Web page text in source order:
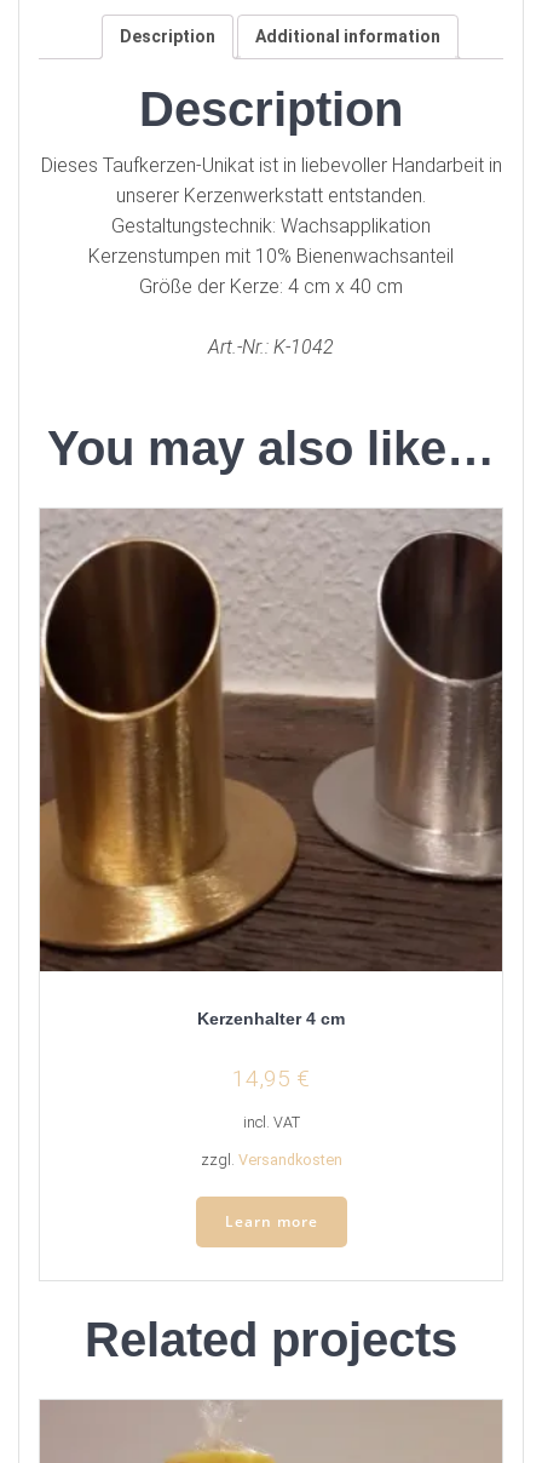
Description Additional information
Description
Dieses Taufkerzen-Unikat ist in liebevoller Handarbeit in
unserer Kerzenwerkstatt entstanden.
Gestaltungstechnik: Wachsapplikation
Kerzenstumpen mit 10% Bienenwachsanteil
Größe der Kerze: 4 cm x 40 cm
Art.-Nr.: K-1042
You may also like…
Kerzenhalter 4 cm
14,95 €
incl. VAT
zzgl. Versandkosten
Learn more
Related projects